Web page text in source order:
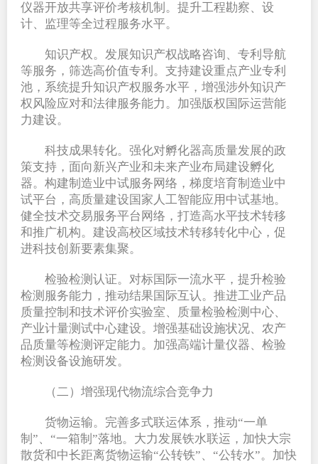
仪器开放共享评价考核机制。提升工程勘察、设
计、监理等全过程服务水平。
知识产权。发展知识产权战略咨询、专利导航
等服务，筛选高价值专利。支持建设重点产业专利
池，系统提升知识产权服务水平，增强涉外知识产
权风险应对和法律服务能力。加强版权国际运营能
力建设。
科技成果转化。强化对孵化器高质量发展的政
策支持，面向新兴产业和未来产业布局建设孵化
器。构建制造业中试服务网络，梯度培育制造业中
试平台，高质量建设国家人工智能应用中试基地。
健全技术交易服务平台网络，打造高水平技术转移
和推广机构。建设高校区域技术转移转化中心，促
进科技创新要素集聚。
检验检测认证。对标国际一流水平，提升检验
检测服务能力，推动结果国际互认。推进工业产品
质量控制和技术评价实验室、质量检验检测中心、
产业计量测试中心建设。增强基础设施状况、农产
品质量等检测评定能力。加强高端计量仪器、检验
检测设备设施研发。
（二）增强现代物流综合竞争力
货物运输。完善多式联运体系，推动“一单
制”、“一箱制”落地。大力发展铁水联运，加快大宗
散货和中长距离货物运输“公转铁”、“公转水”。加快